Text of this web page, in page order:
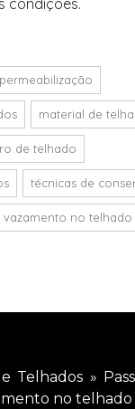
condições.
material de
de telhado
técnicas de
vazamento no telhado
Telhados »
no telhado